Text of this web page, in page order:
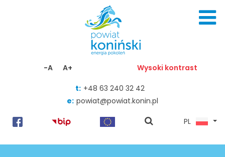
-A A+ Wysoki kontrast
t: +48 63 240 32 42
e: powiat@powiat.konin.pl
pokaż
PL